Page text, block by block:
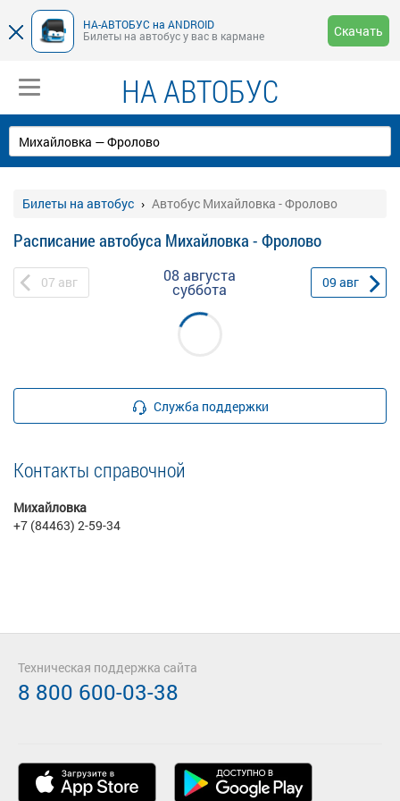
НА-АВТОБУС на ANDROID
Билеты на автобус у вас в кармане
Скачать
НА АВТОБУС
Билеты на автобус Автобус Михайловка - Фролово
Расписание автобуса Михайловка - Фролово
07 авг 08 августа
суббота 09 авг
Служба поддержки
Контакты справочной
Михайловка
+7 (84463) 2-59-34
Техническая поддержка сайта
8 800 600-03-38